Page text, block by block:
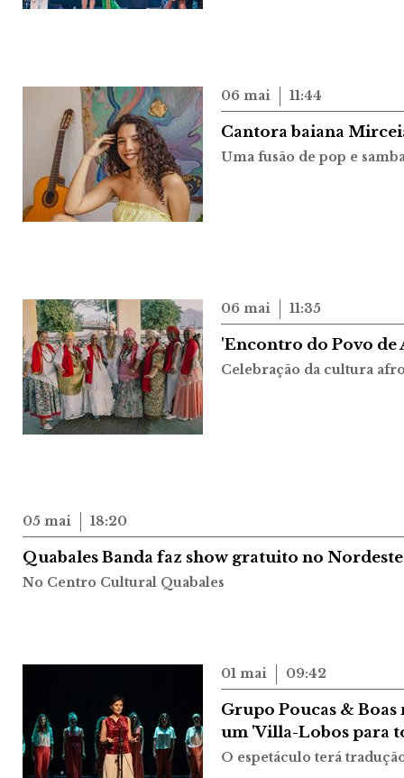
06 mai 11:44
Cantora baiana
Uma fusão de pop e
06 mai 11:35
'Encontro do Povo de
Celebração da cultura
05 mai 18:20
Quabales Banda faz show gratuito no
No Centro Cultural Quabales
01 mai 09:42
Grupo Poucas & Boas
um 'Villa-Lobos para
O espetáculo terá